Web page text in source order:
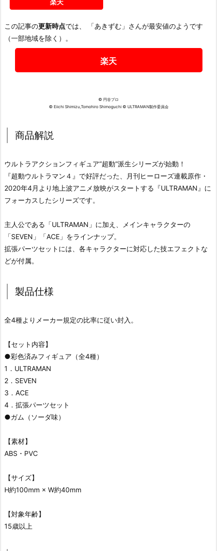
この記事の更新時点では、 「あきずむ」さんが最安値のようです
（一部地域を除く）。
楽天
© 円谷プロ
© Eiichi Shimizu,Tomohiro Shimoguchi © ULTRAMAN製作委員会
商品解説
ウルトラアクションフィギュア”超動”派生シリーズが始動！
『超動ウルトラマン４』で好評だった、月刊ヒーローズ連載原作・
2020年4月より地上波アニメ放映がスタートする『ULTRAMAN』に
フォーカスしたシリーズです。
主人公である「ULTRAMAN」に加え、メインキャラクターの
「SEVEN」「ACE」をラインナップ。
拡張パーツセットには、各キャラクターに対応した技エフェクトな
どが付属。
製品仕様
全4種よりメーカー規定の比率に従い封入。
【セット内容】
●彩色済みフィギュア（全4種）
1．ULTRAMAN
2．SEVEN
3．ACE
4．拡張パーツセット
●ガム（ソーダ味）
【素材】
ABS・PVC
【サイズ】
H約100mm × W約40mm
【対象年齢】
15歳以上